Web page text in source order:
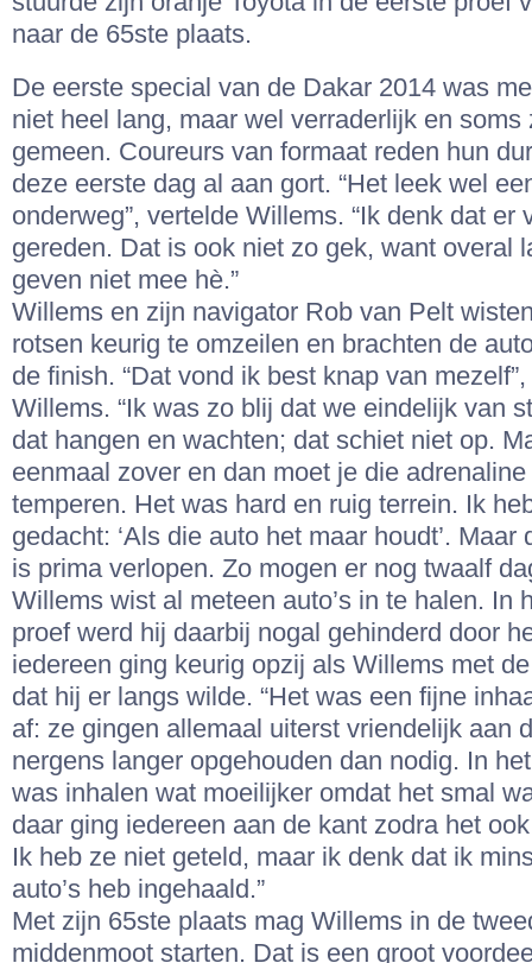
naar de 65ste plaats.
De eerste special van de Dakar 2014 was
niet heel lang, maar wel verraderlijk en soms
gemeen. Coureurs van formaat reden hun
deze eerste dag al aan gort. “Het leek wel
onderweg”, vertelde Willems. “Ik denk dat er
gereden. Dat is ook niet zo gek, want overal
geven niet mee hè.”
Willems en zijn navigator Rob van Pelt
rotsen keurig te omzeilen en brachten de
de finish. “Dat vond ik best knap van
Willems. “Ik was zo blij dat we eindelijk van
dat hangen en wachten; dat schiet niet op.
eenmaal zover en dan moet je die
temperen. Het was hard en ruig terrein. Ik
gedacht: ‘Als die auto het maar houdt’. Maar
is prima verlopen. Zo mogen er nog twaalf
Willems wist al meteen auto’s in te halen. In
proef werd hij daarbij nogal gehinderd door
iedereen ging keurig opzij als Willems met
dat hij er langs wilde. “Het was een fijne
af: ze gingen allemaal uiterst vriendelijk aan
nergens langer opgehouden dan nodig. In
was inhalen wat moeilijker omdat het smal
daar ging iedereen aan de kant zodra het
Ik heb ze niet geteld, maar ik denk dat ik
auto’s heb ingehaald.”
Met zijn 65ste plaats mag Willems in de
middenmoot starten. Dat is een groot